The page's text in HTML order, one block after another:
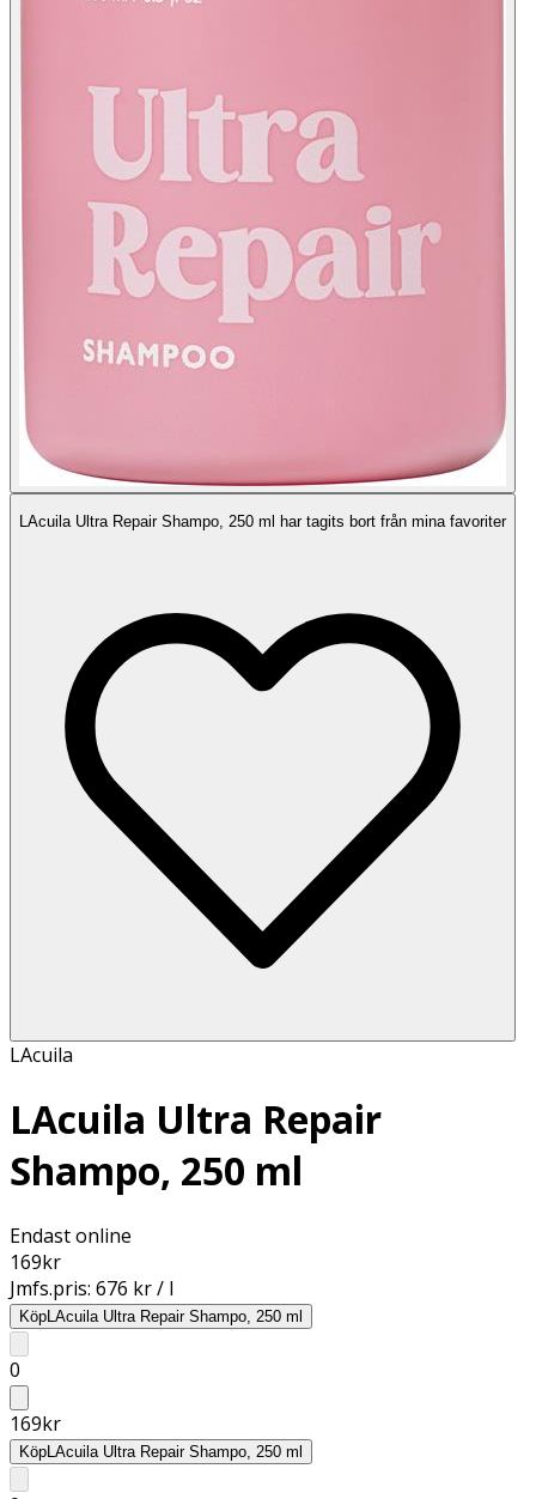
LAcuila Ultra Repair Shampo, 250 ml har tagits bort från mina favoriter
LAcuila
LAcuila Ultra Repair
Shampo, 250 ml
Endast online
169kr
Jmfs.pris: 676 kr / l
KöpLAcuila Ultra Repair Shampo, 250 ml
0
169kr
KöpLAcuila Ultra Repair Shampo, 250 ml